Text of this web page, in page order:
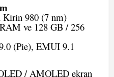
Kirin 980 (7 nm)
ve 128 GB / 256
(Pie), EMUI 9.1
/ AMOLED ekran